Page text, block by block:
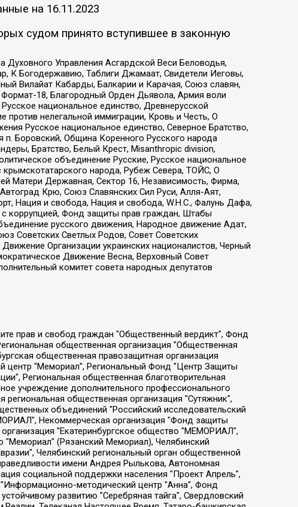
на 16.11.2023
судом принято вступившее в законную
Управления Асгардской Веси Беловодья,
К Богодержавию, Таблиги Джамаат, Свидетели Иеговы,
Вилайат Кабарды, Балкарии и Карачая, Союз славян,
18, Благородный Орден Дьявола, Армия воли
национальное единство, Древнерусской
нелегальной иммиграции, Кровь и Честь, О
Русское национальное единство, Северное Братство,
Боровский, Община Коренного Русского народа
Братство, Белый Крест, Misanthropic division,
объединение Русские, Русское национальное
народа, Рубеж Севера, ТОЙС, О
Матери Державная, Сектор 16, Независимость, Фирма,
Крю, Союз Славянских Сил Руси, Алля-Аят,
Нация и свобода, Нация и свобода, W.H.С., Фалунь Дафа,
коррупцией, Фонд защиты прав граждан, Штабы
русского движения, Народное движение Адат,
Советских Светлых Родов, Совет Советских
Организации украинских националистов, Черный
Движение Весна, Верховный Совет
комитет совета народных депутатов
призыв", Гималова Регина Эмилевна, Григорьев Андрей Валерьевич, Григорьева Алина Александровна, Ассоциация по содействию защите прав призывников, альтернативнослужащих и военнослужащих "Правозащитная группа "Гражданин.Армия.Право", Хисамова Регина Фаритовна, Автономная некоммерческая организация по реализации социально-правовых программ "Лилит", Дальневосточное общественное движение "Маяк", Санкт-Петербургская ЛГБТ-инициативная группа "Выход", Инициативная группа ЛГБТ+ "Реверс", Алексеев Андрей Викторович, Бекбулатова Таисия Львовна, Беляев Иван Михайлович, Владыкина Елена Сергеевна, Гельман Марат Александрович, Никульшина Вероника Юрьевна, Толоконникова Надежда Андреевна, Шендерович Виктор Анатольевич, Общество с ограниченной ответственностью "Данное сообщение", Общество с ограниченной ответственностью Издательский дом "Новая глава", Айнбиндер Александра Александровна, Московский комьюнити-центр для ЛГБТ+инициатив, Благотворительный фонд развития филантропии, Deutsche Welle (Германия, Kurt-Schumacher-Strasse 3, 53113 Bonn), Борзунова Мария Михайловна, Воробьев Виктор Викторович, Голубева Анна Львовна, Константинова Алла Михайловна, Малкова Ирина Владимировна, Мурадов Мурад Абдулгалимович, Осетинская Елизавета Николаевна, Понасенков Евгений Николаевич, Ганапольский Матвей Юрьевич, Киселев Евгений Алексеевич, Борухович Ирина Григорьевна, Дремин Иван Тимофеевич, Дубровский Дмитрий Викторович, Красноярская региональная общественная организация поддержки и развития альтернативных образовательных технологий и межкультурных коммуникаций "ИНТЕРРА", Маяковская Екатерина Алексеевна, Фейгин Марк Захарович, Филимонов Андрей Викторович, Дзугкоева Регина Николаевна, Доброхотов Роман Александрович, Дудь Юрий Александрович, Елкин Сергей Владимирович, Кругликов Кирилл Игоревич, Сабунаева Мария Леонидовна, Семенов Алексей Владимирович, Шаинян Карен Багратович, Шульман Екатерина Михайловна, Асафьев Артур Валерьевич, Вахштайн Виктор Семенович, Венедиктов Алексей Алексеевич, Лушникова Екатерина Евгеньевна, Волков Леонид Михайлович, Невзоров Александр Глебович, Пархоменко Сергей Борисович, Сироткин Ярослав Николаевич, Кара-Мурза Владимир Владимирович, Баранова Наталья Владимировна, Гозман Леонид Яковлевич, Кагарлицкий Борис Юльевич, Климарев Михаил Валерьевич, Милов Владимир Станиславович, Автономная некоммерческая организация Краснодарский центр современного искусства "Типография", Моргенштерн Алишер Тагирович, Соболь Любовь Эдуардовна, Общество с ограниченной ответственностью "ЛИЗА НОРМ", Каспаров Гарри Кимович, Ходорковский Михаил Борисович, Общество с ограниченной ответственностью "Апрельские тезисы", Данилович Ирина Брониславовна, Кашин Олег Владимирович, Петров Николай Владимирович, Пивоваров Алексей Владимирович, Соколов Михаил Владимирович, Цветкова Юлия Владимировна, Чичваркин Евгений Александрович, Комитет против пыток/Команда против пыток, Общество с ограниченной ответственностью "Первый научный", Общество с ограниченной ответственностью "Вертолет и ко", Белоцерковская Вероника Борисовна, Кац Максим Евгеньевич, Лазарева Татьяна Юрьевна, Шаведдинов Руслан Табризович, Яшин Илья Валерьевич, Общество с ограниченной ответственностью "Иноагент ААВ", Алешковский Дмитрий Петрович, Альбац Евгения Марковна, Быков Дмитрий Львович, Галямина Юлия Евгеньевна, Лойко Сергей Леонидович, Мартынов Кирилл Константинович, Медведев Сергей Александрович, Крашенинников Федор Геннадиевич, Гордеева Катерина Вл